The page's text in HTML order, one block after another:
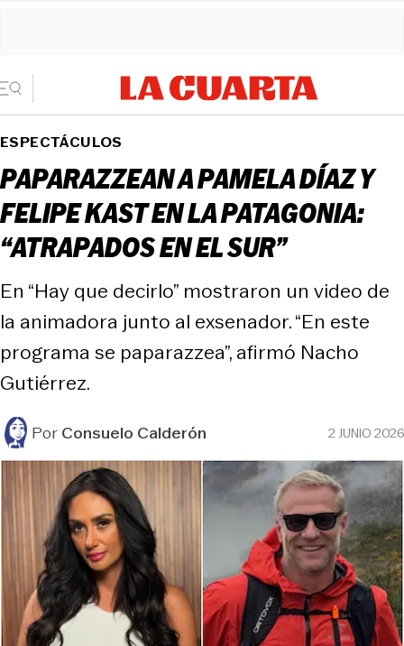
ESPECTÁCULOS
PAPARAZZEAN A PAMELA DÍAZ Y
FELIPE KAST EN LA PATAGONIA:
“ATRAPADOS EN EL SUR”
En “Hay que decirlo” mostraron un video de
la animadora junto al exsenador. “En este
programa se paparazzea”, afirmó Nacho
Gutiérrez.
PorConsuelo Calderón 2 JUNIO 2026